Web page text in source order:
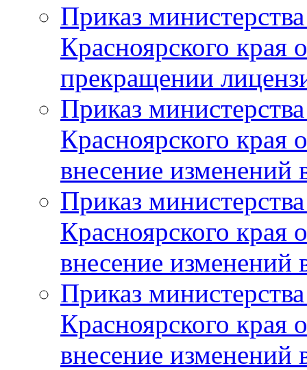
Приказ
Красноярского
прекращении
Приказ
Красноярского
внесение изменений
Приказ
Красноярского
внесение изменений
Приказ
Красноярского
внесение изменений